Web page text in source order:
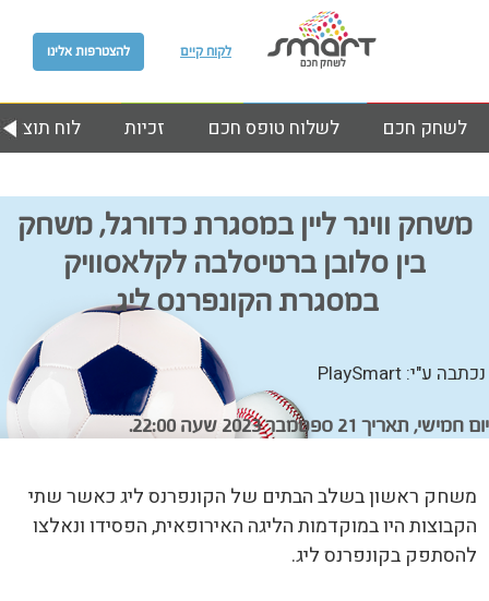
להצטרפות אלינו לקוח קיים
לוח זכיות לשלוח טופס חכם לשחק חכם
משחק ווינר ליין במסגרת כדורגל, משחק
בין סלובן ברטיסלבה לקלאסוויק
במסגרת הקונפרנס ליג.
נכתבה ע"י: PlaySmart
יום חמישי, תאריך 21 ספטמבר 2023 שעה 22:00.
משחק ראשון בשלב הבתים של הקונפרנס ליג כאשר שתי
הקבוצות היו במוקדמות הליגה האירופאית, הפסידו ונאלצו
להסתפק בקונפרנס ליג.